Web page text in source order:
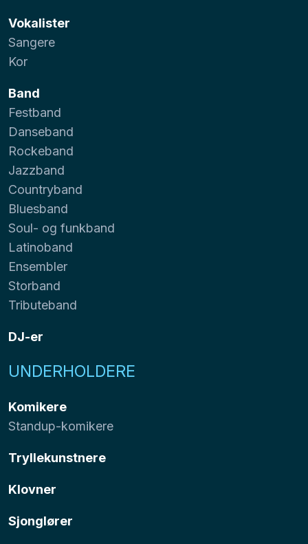
Vokalister
Sangere
Kor
Band
Festband
Danseband
Rockeband
Jazzband
Countryband
Bluesband
Soul- og funkband
Latinoband
Ensembler
Storband
Tributeband
DJ-er
UNDERHOLDERE
Komikere
Standup-komikere
Tryllekunstnere
Klovner
Sjonglører